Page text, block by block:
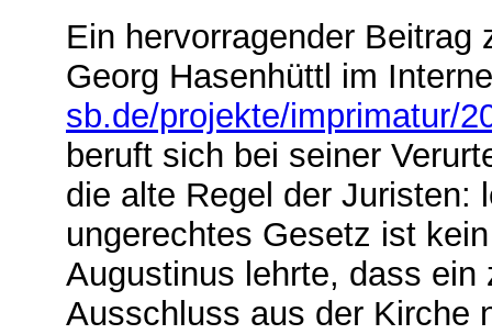
Ein hervorragender
Georg Hasenhüttl im
sb.de/projekte/imprimatur/
beruft sich bei seiner
die alte Regel der Juristen:
ungerechtes Gesetz ist
Augustinus lehrte, dass
Ausschluss aus der Kirche